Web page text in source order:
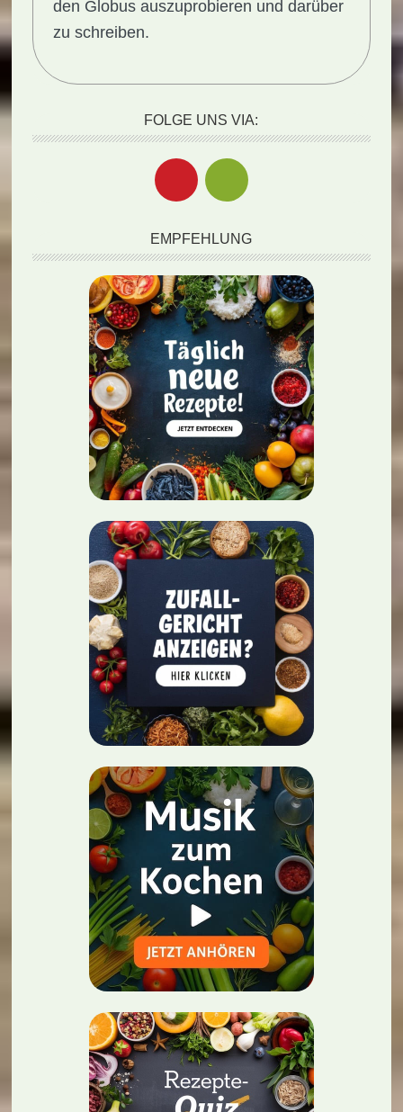
den Globus auszuprobieren und darüber
zu schreiben.
FOLGE UNS VIA:
EMPFEHLUNG